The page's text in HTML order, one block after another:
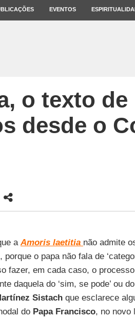
EVENTOS
o texto de
desde o
aAmoris laetitia não admite
o papa não fala de
fazer, em cada caso, o
daquela do ‘sim, se pode’ ou
Sistachque esclarece
do Papa Francisco, no novo